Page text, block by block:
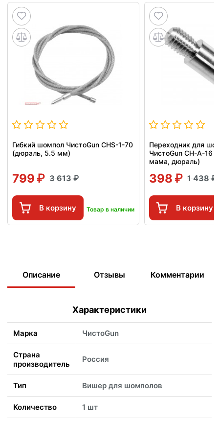
Гибкий шомпол ЧистоGun CHS-1-70
(дюраль, 5.5 мм)
799 3 613
В корзину Товар в наличии
Переходник для
ЧистоGun CH-A-16
мама, дюраль)
398 1 438
В корзину
Описание Отзывы Комментарии
Характеристики
Марка ЧистоGun
Страна
производитель
Россия
Тип Вишер для шомполов
Количество 1 шт